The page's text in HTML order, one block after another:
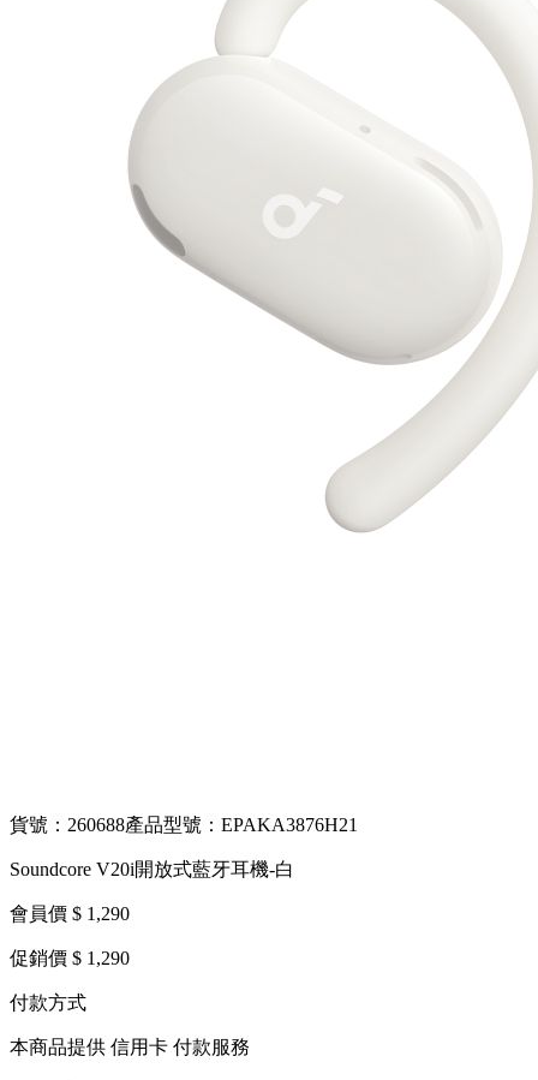
貨號：260688產品型號：EPAKA3876H21
Soundcore V20i開放式藍牙耳機-白
會員價 $ 1,290
促銷價 $ 1,290
付款方式
本商品提供 信用卡 付款服務